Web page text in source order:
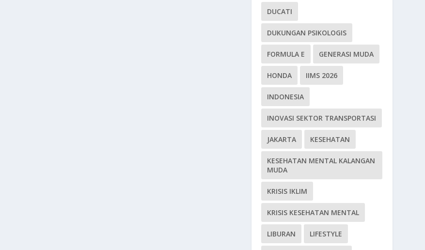
DUCATI
DUKUNGAN PSIKOLOGIS
FORMULA E GENERASI MUDA
HONDA IIMS 2026
INDONESIA
INOVASI SEKTOR TRANSPORTASI
JAKARTA KESEHATAN
KESEHATAN MENTAL KALANGAN
MUDA
KRISIS IKLIM
KRISIS KESEHATAN MENTAL
LIBURAN LIFESTYLE